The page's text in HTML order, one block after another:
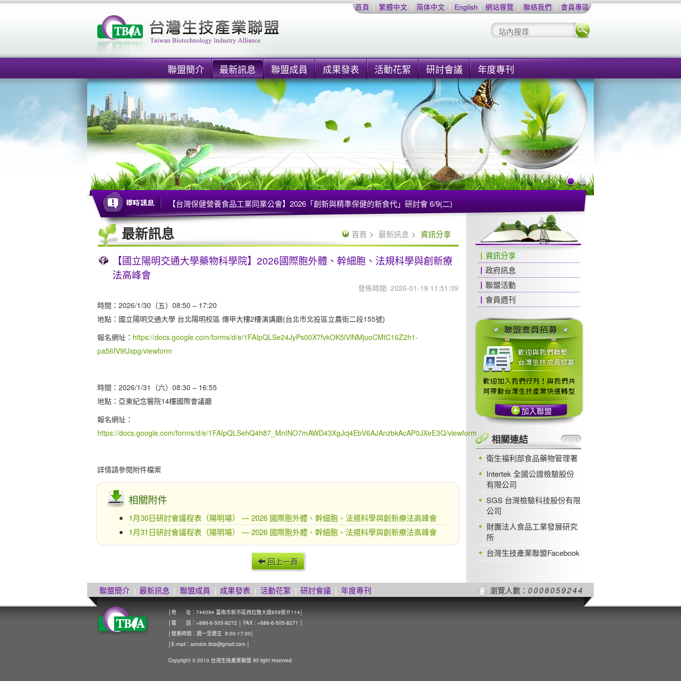
首頁 | 繁體中文 | 简体中文 | English | 網站導覽 | 聯絡我們 | 會員專區
聯盟簡介 最新訊息 聯盟成員 成果發表 活動花絮 研討會議 年度專刊
【台灣保健營養食品工業同業公會】2026「創新與精準保健的新食代」研討會 6/9(二)
首頁 最新訊息 資訊分享
最新訊息
【國立陽明交通大學藥物科學院】2026國際胞外體、幹細胞、法規科學與創新療
法高峰會
發佈時間: 2026-01-19 11:51:39
時間：2026/1/30（五）08:50 – 17:20
地點：國立陽明交通大學 台北陽明校區 傳甲大樓2樓演講廳(台北市北投區立農街二段155號)
報名網址： https://docs.google.com/forms/d/e/1FAIpQLSe24JyPs00X7fvkOK5lVlNMjuoCMtC16Z2h1-
pa56fV9fJxpg/viewform
時間：2026/1/31（六）08:30 – 16:55
地點：亞東紀念醫院14樓國際會議廳
報名網址：
https://docs.google.com/forms/d/e/1FAIpQLSehQ4h87_MnINO7mAWD43XgJcj4EbV6AJAnzbkAcAP0JXeE3Q/viewform
詳情請參閱附件檔案
相關附件
1月30日研討會議程表（陽明場） — 2026 國際胞外體、幹細胞、法規科學與創新療法高峰會
1月31日研討會議程表（陽明場） — 2026 國際胞外體、幹細胞、法規科學與創新療法高峰會
回上一頁
資訊分享
政府訊息
聯盟活動
會員週刊
加入聯盟
相關連結
衛生福利部食品藥物管理署
Intertek 全國公證檢驗股份
有限公司
SGS 台灣檢驗科技股份有限
公司
財團法人食品工業發展研究
所
台灣生技產業聯盟Facebook
聯盟簡介 | 最新訊息 | 聯盟成員 | 成果發表 | 活動花絮 | 研討會議 | 年度專刊 瀏覽人數： 0008059244
│地 址：744094 臺南市新市區西拉雅大道859號Ｒ114│
│電 話：+886-6-505-8272 │ FAX : +886-6-505-8271 │
│營業時間：週一至週五 8:00-17:00│
│E-mail： service.tbia@gmail.com
Copyright © 2013 台灣生技產業聯盟 All right reserved